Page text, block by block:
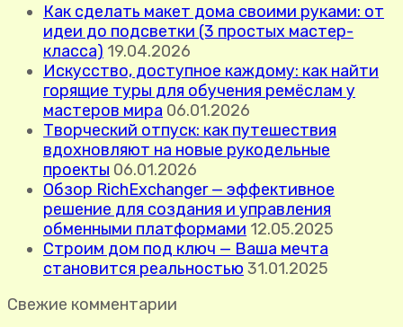
Как сделать макет дома своими руками: от
идеи до подсветки (3 простых мастер-
класса) 19.04.2026
Искусство, доступное каждому: как найти
горящие туры для обучения ремёслам у
мастеров мира 06.01.2026
Творческий отпуск: как путешествия
вдохновляют на новые рукодельные
проекты 06.01.2026
Обзор RichExchanger — эффективное
решение для создания и управления
обменными платформами 12.05.2025
Строим дом под ключ — Ваша мечта
становится реальностью 31.01.2025
Свежие комментарии